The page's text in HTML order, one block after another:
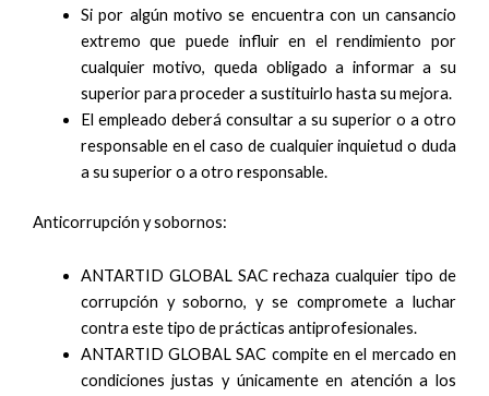
Si por algún motivo se encuentra con un cansancio
extremo que puede influir en el rendimiento por
cualquier motivo, queda obligado a informar a su
superior para proceder a sustituirlo hasta su mejora.
El empleado deberá consultar a su superior o a otro
responsable en el caso de cualquier inquietud o duda
a su superior o a otro responsable.
Anticorrupción y sobornos:
ANTARTID GLOBAL SAC rechaza cualquier tipo de
corrupción y soborno, y se compromete a luchar
contra este tipo de prácticas antiprofesionales.
ANTARTID GLOBAL SAC compite en el mercado en
condiciones justas y únicamente en atención a los